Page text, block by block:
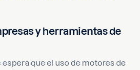
y herramientas de
espera que el uso de motores de